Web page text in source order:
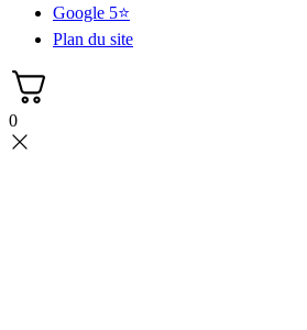
Google 5⭐
Plan du site
0